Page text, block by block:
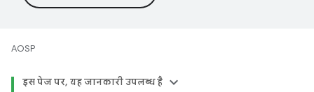
AOSP
इस पेज पर, यह जानकारी उपलब्ध है